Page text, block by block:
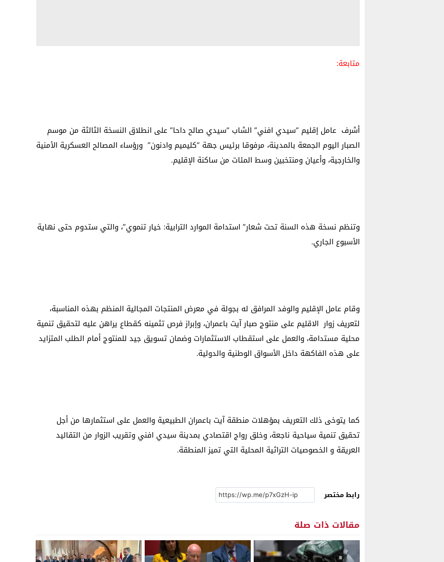
متابعة:
أشرف عامل إقليم “سيدي افني” الشاب “سيدي صالح داحا” على انطلاق النسخة الثالثة من موسم
الصبار اليوم الجمعة بالمدينة، مرفوقا برئيس جهة “كليميم وادنون” ورؤساء المصالح العسكرية الأمنية
والخارجية، وأعيان ومنتخبين وسط المئات من ساكنة الإقليم.
وتنظم نسخة هذه السنة تحت شعار” استدامة الموارد الترابية: خيار تنموي”، والتي ستدوم حتى نهاية
الأسبوع الجاري.
وقام عامل الإقليم والوفد المرافق له بجولة في معرض المنتجات المجالية المنظم بهذه المناسبة،
لتعريف زوار الاقليم على منتوج صبار آيت باعمران، وإبراز فرص تثمينه كقطاع يراهن عليه لتحقيق تنمية
محلية مستدامة، والعمل على استقطاب الاستثمارات وضمان تسويق جيد للمنتوج أمام الطلب المتزايد
على هذه الفاكهة داخل الأسواق الوطنية والدولية.
كما يتوخى ذلك التعريف بمؤهلات منطقة آيت باعمران الطبيعية والعمل على استثمارها من أجل
تحقيق تنمية سياحية ناجعة، وخلق رواج اقتصادي بمدينة سيدي افني وتقريب الزوار من التقاليد
العريقة و الخصوصيات التراثية المحلية التي تميز المنطقة.
رابط مختصر
مقالات ذات صلة